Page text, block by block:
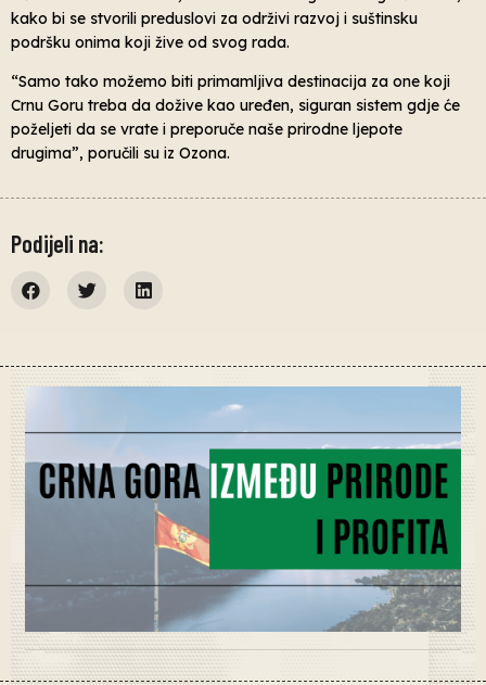
kako bi se stvorili preduslovi za održivi razvoj i suštinsku
podršku onima koji žive od svog rada.
“Samo tako možemo biti primamljiva destinacija za one koji
Crnu Goru treba da dožive kao uređen, siguran sistem gdje će
poželjeti da se vrate i preporuče naše prirodne ljepote
drugima”, poručili su iz Ozona.
Podijeli na: